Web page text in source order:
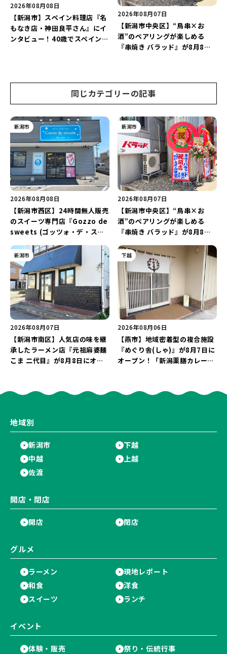
2026年08月08日
【新潟市】スペイン料理店『名
もなき店・神田良平さん』にイ
ンタビュー！40歳でスペインへ
2026年08月07日
【新潟市中央区】“鳥串×お
酒”のペアリングが楽しめる
『串焼き バラッド』が8月8日
同じカテゴリーの記事
新潟市
2026年08月08日
【新潟市西区】24時間無人販売
のスイーツ専門店『Gozzo de
sweets (ゴッツォ・デ・スイ
店…。一部商品は姉妹店で販売
継続！
新潟市
2026年08月07日
【新潟市中央区】“鳥串×お
酒”のペアリングが楽しめる
『串焼き バラッド』が8月8日
インアップ♪
新潟市
2026年08月07日
【新潟市南区】人気店の味を継
承したラーメン店『元祖麻婆麺
こま 二代目』が8月8日にオー
下越
2026年08月06日
【燕市】地域密着型の複合施設
『めぐり舎(しゃ)』が8月7日に
オープン！「新潟薬膳カレー
う♪
地域別
新潟市
下越
中越
上越
佐渡
開店・閉店
開店 閉店
グルメ
ラーメン
現地レポート
和食
洋食
スイーツ
ランチ
イベント
体験・販売
祭り・伝統行事